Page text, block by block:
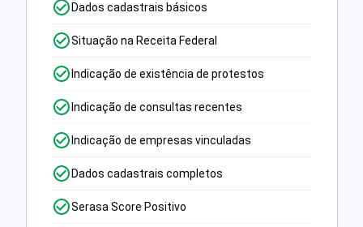
Dados cadastrais básicos
Situação na Receita Federal
Indicação de existência de protestos
Indicação de consultas recentes
Indicação de empresas vinculadas
Dados cadastrais completos
Serasa Score Positivo